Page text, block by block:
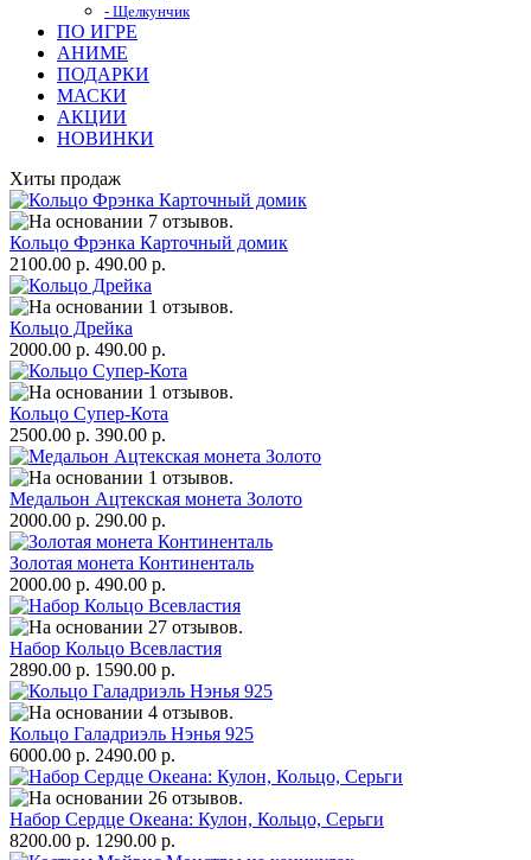
- Щелкунчик
ПО ИГРЕ
АНИМЕ
ПОДАРКИ
МАСКИ
АКЦИИ
НОВИНКИ
Хиты продаж
Кольцо Фрэнка Карточный домик
2100.00 р. 490.00 р.
Кольцо Дрейка
2000.00 р. 490.00 р.
Кольцо Супер-Кота
2500.00 р. 390.00 р.
Медальон Ацтекская монета Золото
2000.00 р. 290.00 р.
Золотая монета Континенталь
2000.00 р. 490.00 р.
Набор Кольцо Всевластия
2890.00 р. 1590.00 р.
Кольцо Галадриэль Нэнья 925
6000.00 р. 2490.00 р.
Набор Сердце Океана: Кулон, Кольцо, Серьги
8200.00 р. 1290.00 р.